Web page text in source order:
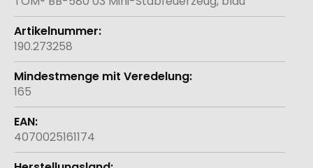
190.273258
165
4070025161174